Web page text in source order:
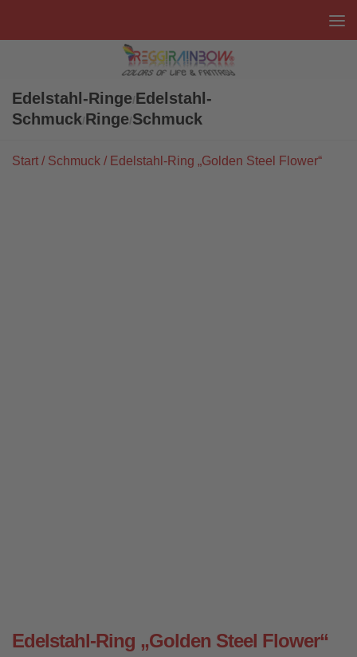
Edelstahl-Ringe/Edelstahl-
Schmuck/Ringe/Schmuck
Start / Schmuck / Edelstahl-Ring „Golden Steel Flower“
Edelstahl-Ring „Golden Steel Flower“